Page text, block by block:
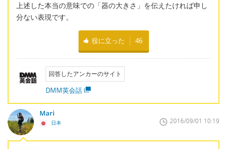
上述した本当の意味での「器の大きさ」を伝えたければ申し
分ない表現です。
役に立った 46
回答したアンカーのサイト
DMM英会話
Mari
日本 2016/09/01 10:19